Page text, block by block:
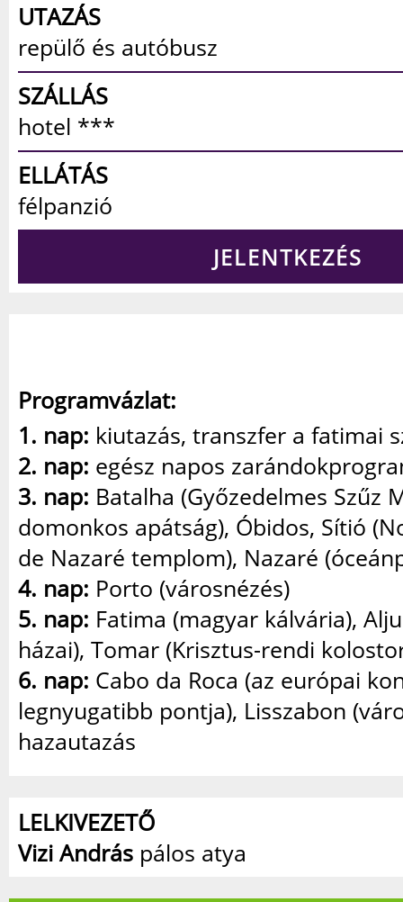
UTAZÁS
repülő és autóbusz
SZÁLLÁS
hotel ***
ELLÁTÁS
félpanzió
JELENTKEZÉS
Programvázlat:
1. nap: kiutazás, transzfer a fatimai
2. nap: egész napos
3. nap: Batalha (Győzedelmes Szűz
domonkos apátság), Óbidos, Sítió
de Nazaré templom), Nazaré
4. nap: Porto (városnézés)
5. nap: Fatima (magyar kálvária),
házai), Tomar (Krisztus-rendi
6. nap: Cabo da Roca (az európai
legnyugatibb pontja), Lisszabon
hazautazás
LELKIVEZETŐ
Vizi András pálos atya